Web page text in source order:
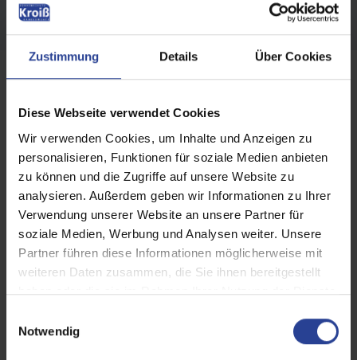
Zustimmung Details Über Cookies
Diese Webseite verwendet Cookies
Wir verwenden Cookies, um Inhalte und Anzeigen zu
personalisieren, Funktionen für soziale Medien anbieten
zu können und die Zugriffe auf unsere Website zu
analysieren. Außerdem geben wir Informationen zu Ihrer
Verwendung unserer Website an unsere Partner für
soziale Medien, Werbung und Analysen weiter. Unsere
Partner führen diese Informationen möglicherweise mit
weiteren Daten zusammen, die Sie ihnen bereitgestellt
haben oder die sie im Rahmen Ihrer Nutzung der Dienste
Notwendig
Insektenschutz hält lästige Tiere fern